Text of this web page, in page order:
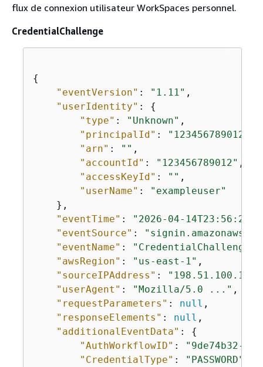
flux de connexion utilisateur WorkSpaces personnel.
CredentialChallenge
{
"eventVersion" : "1.11" ,
"userIdentity" : {
"type" : "Unknown" ,
"principalId" : "123456789012"
"arn" : "" ,
"accountId" : "123456789012" ,
"accessKeyId" : "" ,
"userName" :
"exampleuser"
    },
"eventTime" : "2026-04-14T23:56:26Z"
"eventSource" :
"eventName" : "CredentialChallenge"
"awsRegion" : "us-east-1" ,
"sourceIPAddress" : "198.51.100.1"
"userAgent" : "Mozilla/5.0 ..." ,
"requestParameters" : null ,
"responseElements" : null ,
"additionalEventData" : {
"AuthWorkflowID" :
"9de74b32-
"CredentialType" :
"PASSWORD"